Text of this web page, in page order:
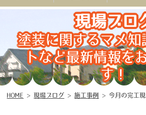
現場ブロ
塗装に関するマメ知
トなど最新情報を
す！
HOME >現場ブログ > 施工事例 >今月の完工現